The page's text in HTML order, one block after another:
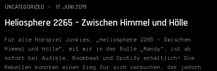
UNCATEGORIZED 17. JUNI 2019
Heliosphere 2265 – Zwischen Himmel und Hölle
Für alle Hörspiel Junkies, „Heliosphere 2265 – Zwischen
Himmel und Hölle“, mit mir in der Rolle „Mandy“, ist ab
sofort bei Audible, Bookbeat und Spotify erhältlich! Die
Rebellen konnten einen Sieg für sich verbuchen, der jedoch